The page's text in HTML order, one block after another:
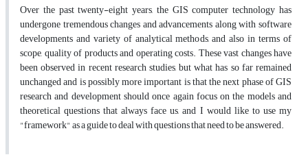
Over the past twenty-eight years, the GIS computer technology has
undergone tremendous changes and advancements along with software
developments and variety of analytical methods, and also in terms of
scope, quality of products and operating costs. These vast changes have
been observed in recent research studies, but what has so far remained
unchanged and is possibly more important is that the next phase of GIS
research and development should once again focus on the models and
theoretical questions that always face us, and I would like to use my
"framework" as a guide to deal with questions that need to be answered.